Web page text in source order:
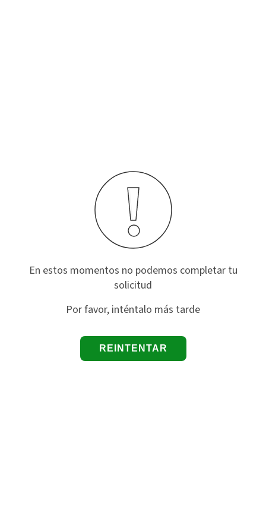
En estos momentos no podemos completar tu
solicitud
Por favor, inténtalo más tarde
REINTENTAR